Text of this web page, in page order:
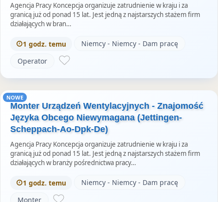
Agencja Pracy Koncepcja organizuje zatrudnienie w kraju i za
granicą już od ponad 15 lat. Jest jedną z najstarszych stażem firm
działających w bran…
1 godz. temu
Niemcy - Niemcy - Dam pracę
Operator
NOWE
Monter Urządzeń Wentylacyjnych - Znajomość
Języka Obcego Niewymagana (Jettingen-
Scheppach-Ao-Dpk-De)
Agencja Pracy Koncepcja organizuje zatrudnienie w kraju i za
granicą już od ponad 15 lat. Jest jedną z najstarszych stażem firm
działających w branży pośrednictwa pracy…
1 godz. temu
Niemcy - Niemcy - Dam pracę
Monter